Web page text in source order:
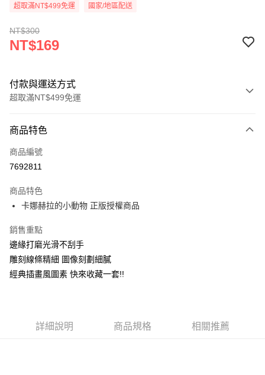
超取滿NT$499免運 國家/地區配送
NT$300
NT$169
付款與運送方式
超取滿NT$499免運
信用卡一次付款
超商取貨付款
Apple Pay
街口支付
悠遊付
AFTEE先享後付
１．簡單：不需註冊會員、不需綁卡、不需儲值。
運送方式
商品特色
商品編號
7692811
商品特色
卡娜赫拉的小動物 正版授權商品
銷售重點
邊緣打磨光滑不刮手
雕刻線條精細 圖像刻劃細膩
經典插畫風圖素 快來收藏一套!!
詳細說明 商品規格 相關推薦